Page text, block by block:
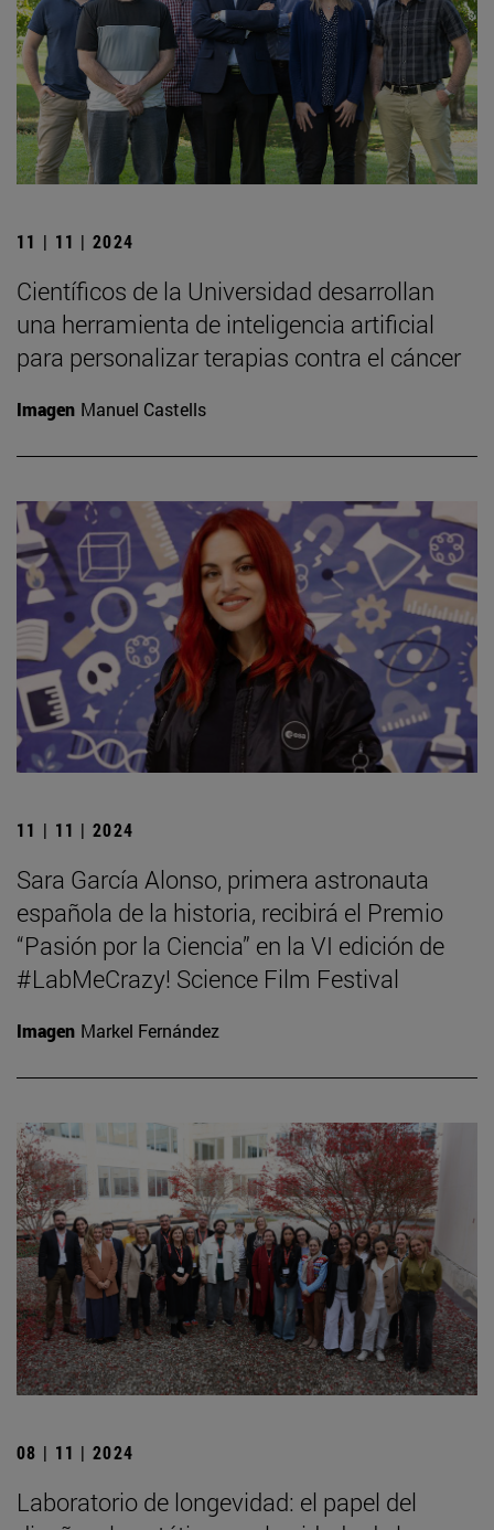
11 | 11 | 2024
Científicos de la Universidad desarrollan
una herramienta de inteligencia artificial
para personalizar terapias contra el cáncer
Imagen Manuel Castells
11 | 11 | 2024
Sara García Alonso, primera astronauta
española de la historia, recibirá el Premio
“Pasión por la Ciencia” en la VI edición de
#LabMeCrazy! Science Film Festival
Imagen Markel Fernández
08 | 11 | 2024
Laboratorio de longevidad: el papel del